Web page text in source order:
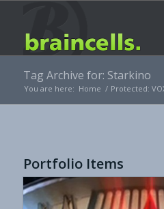
Tag Archive for: Starkino
You are here: Home / Protected:
Portfolio Items